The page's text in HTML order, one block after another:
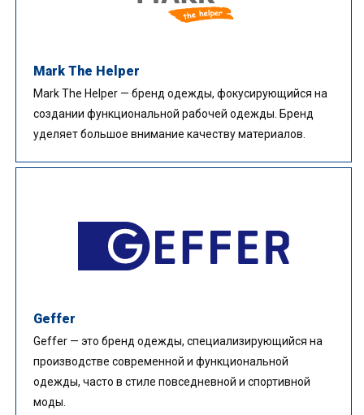
Mark The Helper
Mark The Helper — бренд одежды, фокусирующийся на
создании функциональной рабочей одежды. Бренд
уделяет большое внимание качеству материалов.
Geffer
Geffer — это бренд одежды, специализирующийся на
производстве современной и функциональной
одежды, часто в стиле повседневной и спортивной
моды.